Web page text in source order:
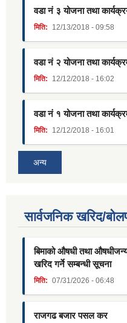
वडा नं ३ योजना तथा
मिति: 12/13/2018 - 09:58
वडा नं २ योजना तथा
मिति: 12/12/2018 - 16:02
वडा नं १ योजना तथा
मिति: 12/12/2018 - 16:01
अन्य
सार्वजनिक खरिद/
बिमाको औषधी तथा औषधीजन्य
खरिद गर्ने सम्बन्धी सूचना
मिति: 07/31/2026 - 06:48
राजगढ बजार पसल कर